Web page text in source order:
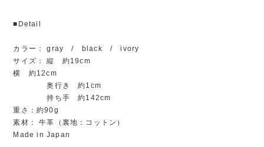
■Detail
カラー： gray / black / ivory
サイズ： 縦 約19cm
横 約12cm
奥行き 約1cm
持ち手 約142cm
重さ：約90g
素材： 牛革（裏地：コットン）
Made in Japan